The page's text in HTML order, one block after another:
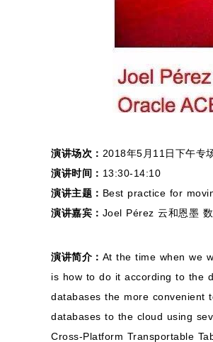
演讲场次： 2018年5月11日下午专
演讲时间： 13:30-14:10
演讲主题： Best practice for
演讲嘉宾： Joel Pérez 云和恩墨
演讲简介： At the time when we
is how to do it according to the
databases the more convenient
databases to the cloud using
Cross-Platform Transportable